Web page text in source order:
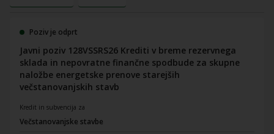
Poziv je odprt
Javni poziv 128VSSRS26 Krediti v breme rezervnega
sklada in nepovratne finančne spodbude za skupne
naložbe energetske prenove starejših
večstanovanjskih stavb
Kredit in subvencija za
Večstanovanjske stavbe